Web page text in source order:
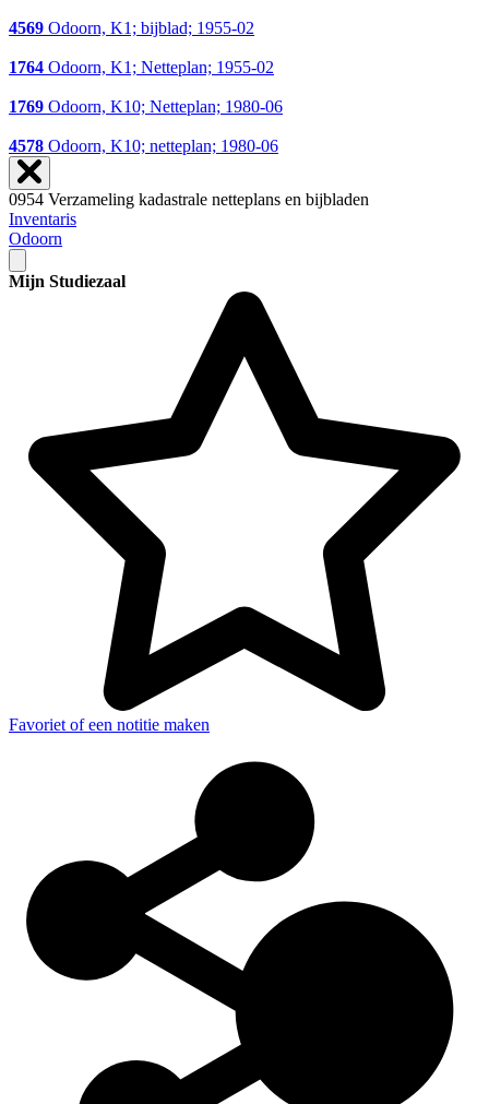
4569 Odoorn, K1; bijblad; 1955-02
1764 Odoorn, K1; Netteplan; 1955-02
1769 Odoorn, K10; Netteplan; 1980-06
4578 Odoorn, K10; netteplan; 1980-06
0954 Verzameling kadastrale netteplans en bijbladen
Inventaris
Odoorn
Mijn Studiezaal
Favoriet of een notitie maken